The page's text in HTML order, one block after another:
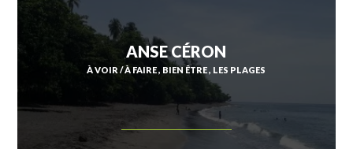
ANSE CÉRON
À VOIR / À FAIRE BIEN ÊTRE LES PLAGES